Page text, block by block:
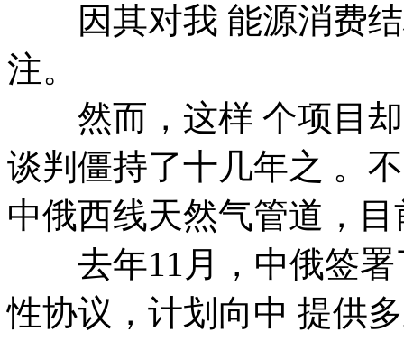
因其对我 能源消费结
注。
然而，这样 个项目却
谈判僵持了十几年之 。
中俄西线天然气管道，
去年11月，中俄签署
性协议，计划向中 提供